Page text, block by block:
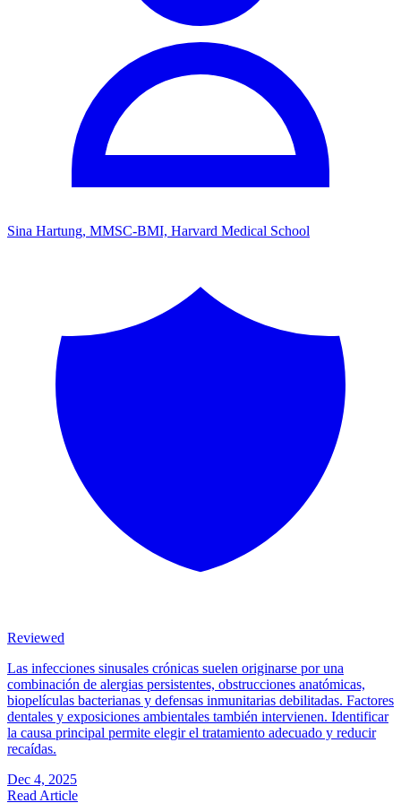
Sina Hartung, MMSC-BMI, Harvard Medical School
Reviewed
Las infecciones sinusales crónicas suelen originarse por una
combinación de alergias persistentes, obstrucciones anatómicas,
biopelículas bacterianas y defensas inmunitarias debilitadas. Factores
dentales y exposiciones ambientales también intervienen. Identificar
la causa principal permite elegir el tratamiento adecuado y reducir
recaídas.
Dec 4, 2025
Read Article